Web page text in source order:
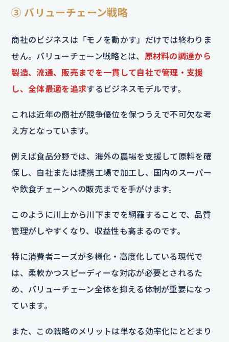
③ バリューチェーン戦略
商社のビジネスは「モノを動かす」だけでは終わりま
せん。バリューチェーン戦略とは、 原材料の調達から
製造、流通、販売までを一貫して自社で管理・支援
し、全体最適を追求するビジネスモデルです。
これは近年の商社が競争優位を保つうえで不可欠な考
え方となっています。
例えば食品分野では、海外の農場を支援して原料を確
保し、自社または提携工場で加工し、国内のスーパー
や飲食チェーンへの販売までを手がけます。
このように川上から川下までを網羅することで、品質
管理がしやすくなり、収益性も高まるのです。
特に消費者ニーズが多様化・高度化している現代で
は、柔軟かつスピーディーな対応が必要とされるた
め、バリューチェーン全体を抑える体制が重要になっ
ています。
また、この戦略のメリットは単なる効率化にとどまり